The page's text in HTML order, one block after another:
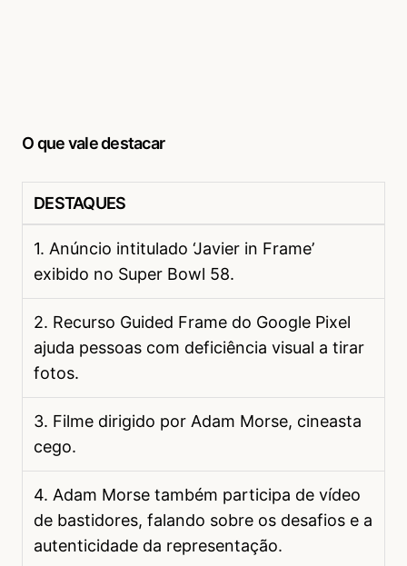
O que vale destacar
DESTAQUES
1. Anúncio intitulado ‘Javier in Frame’
exibido no Super Bowl 58.
2. Recurso Guided Frame do Google Pixel
ajuda pessoas com deficiência visual a tirar
fotos.
3. Filme dirigido por Adam Morse, cineasta
cego.
4. Adam Morse também participa de vídeo
de bastidores, falando sobre os desafios e a
autenticidade da representação.